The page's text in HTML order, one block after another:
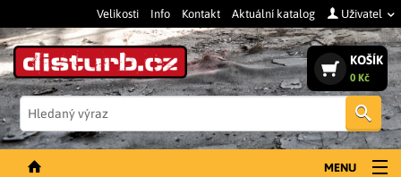
Velikosti Info Kontakt Aktuální katalog Uživatel
KOŠÍK
0 Kč
MENU